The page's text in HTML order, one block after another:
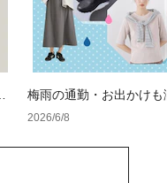
梅雨の通勤・お出かけも
性抜群なレイングッズ
2026/6/8